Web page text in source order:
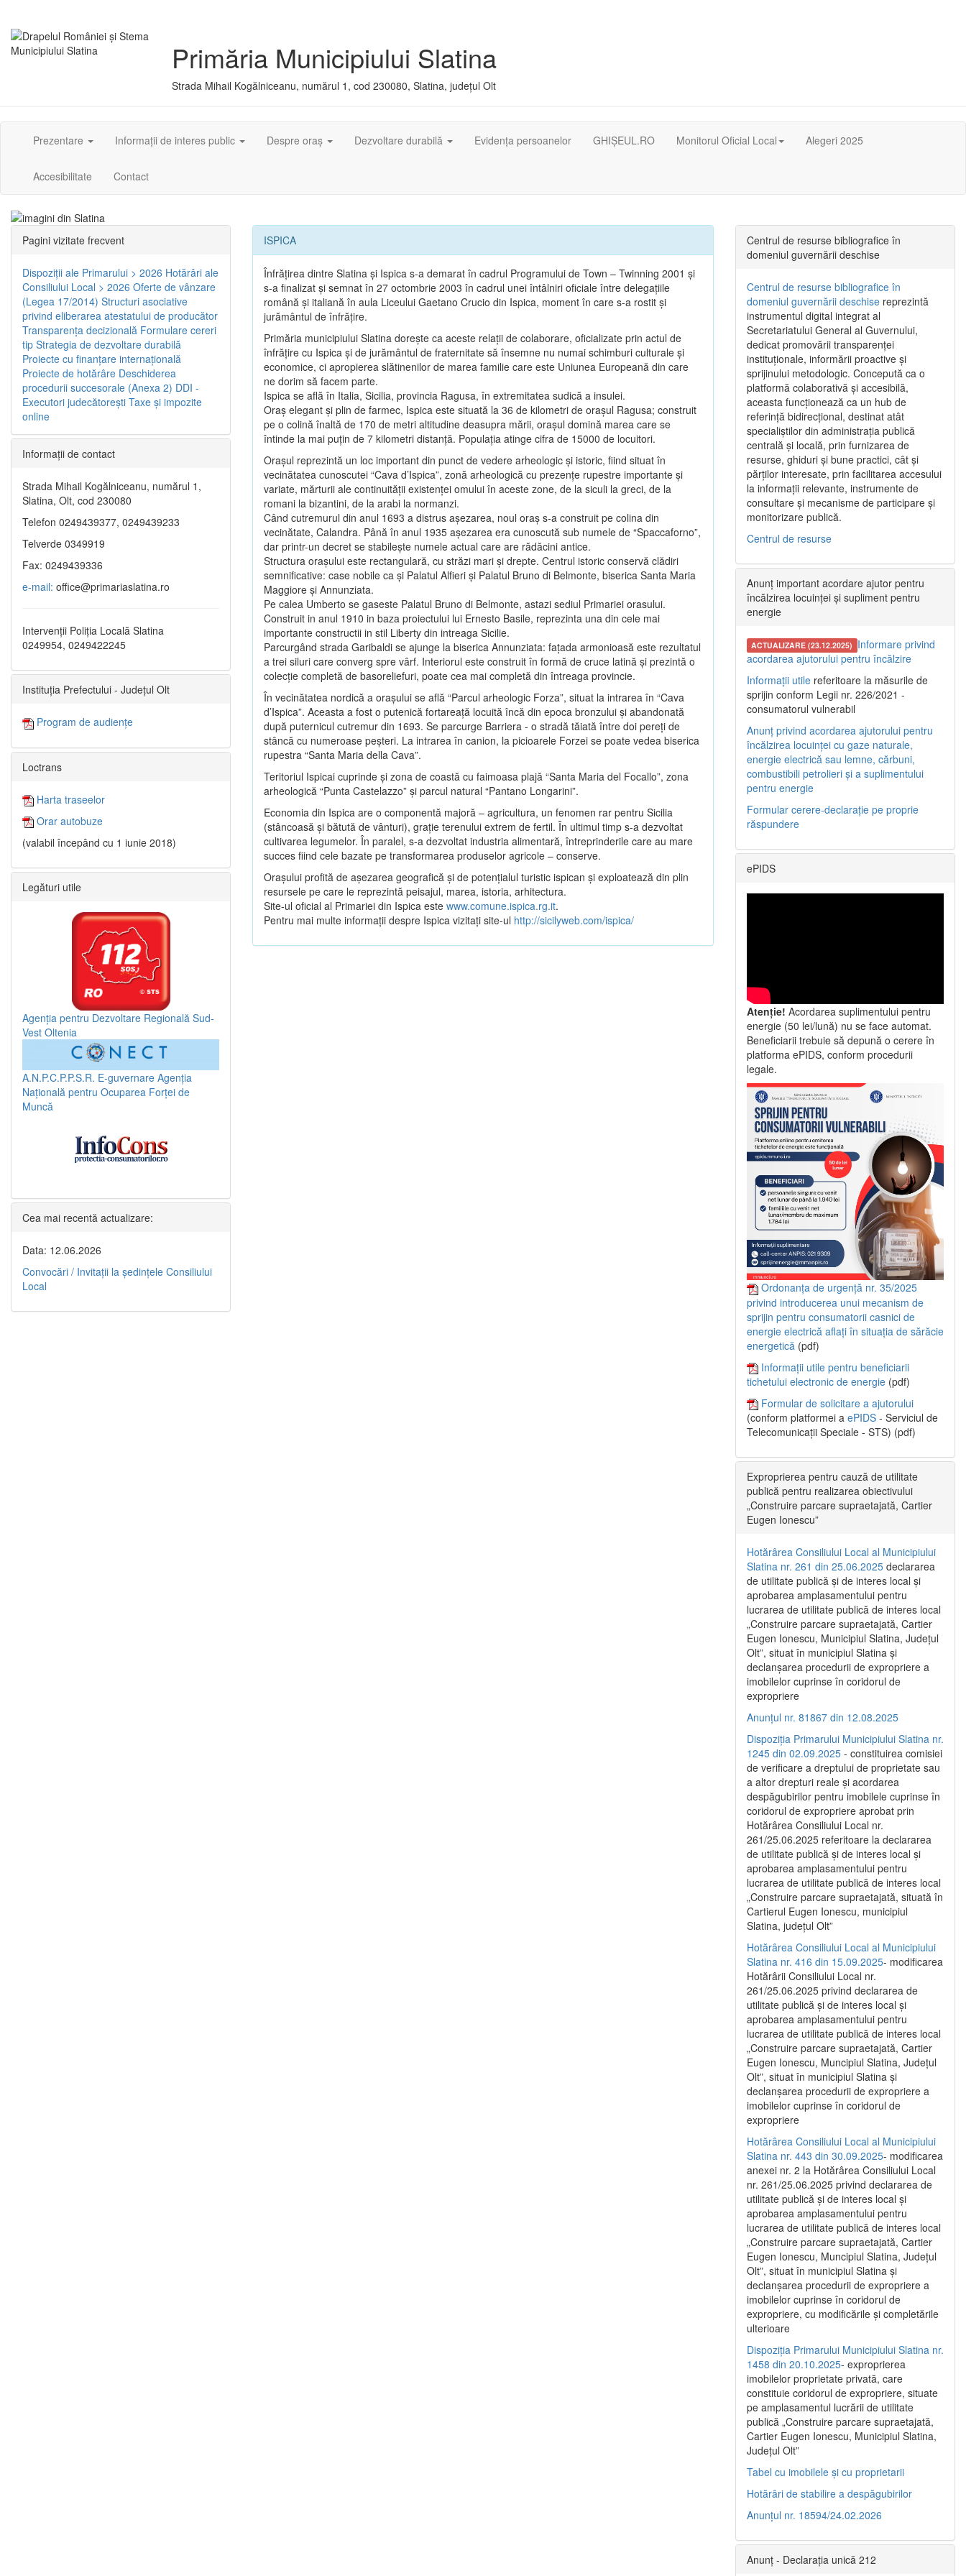
Primăria Municipiului Slatina
Strada Mihail Kogălniceanu, numărul 1, cod 230080, Slatina, județul Olt
Prezentare Informații de interes public Despre oraș Dezvoltare durabilă Evidența persoanelor GHIȘEUL.RO Monitorul Oficial Local Alegeri 2025
Accesibilitate Contact
ISPICA
Înfrăţirea dintre Slatina şi Ispica s-a demarat în cadrul Programului de Town – Twinning 2001 şi
s-a finalizat şi semnat în 27 octombrie 2003 în cadrul unei întâlniri oficiale între delegaţiile
română şi italiană în aula Liceului Gaetano Crucio din Ispica, moment în care s-a rostit şi
jurământul de înfrăţire.
Primăria municipiului Slatina doreşte ca aceste relaţii de colaborare, oficializate prin actul de
înfrăţire cu Ispica şi de jurământul de fraternitate să însemne nu numai schimburi culturale şi
economice, ci apropierea slătinenilor de marea familie care este Uniunea Europeană din care
ne dorim să facem parte.
Ispica se află în Italia, Sicilia, provincia Ragusa, în extremitatea sudică a insulei.
Oraş elegant şi plin de farmec, Ispica este situată la 36 de kilometri de oraşul Ragusa; construit
pe o colină înaltă de 170 de metri altitudine deasupra mării, oraşul domină marea care se
întinde la mai puţin de 7 kilometri distanţă. Populaţia atinge cifra de 15000 de locuitori.
Oraşul reprezintă un loc important din punct de vedere arheologic şi istoric, fiind situat în
vecinătatea cunoscutei “Cava d’Ispica”, zonă arheologică cu prezenţe rupestre importante şi
variate, mărturii ale continuităţii existenţei omului în aceste zone, de la siculi la greci, de la
romani la bizantini, de la arabi la normanzi.
Când cutremurul din anul 1693 a distrus aşezarea, noul oraş s-a construit pe colina din
vecinătate, Calandra. Până în anul 1935 aşezarea era cunoscută sub numele de “Spaccaforno”,
dar printr-un decret se stabileşte numele actual care are rădăcini antice.
Structura oraşului este rectangulară, cu străzi mari şi drepte. Centrul istoric conservă clădiri
semnificative: case nobile ca şi Palatul Alfieri şi Palatul Bruno di Belmonte, biserica Santa Maria
Maggiore şi Annunziata.
Pe calea Umberto se gaseste Palatul Bruno di Belmonte, astazi sediul Primariei orasului.
Construit in anul 1910 in baza proiectului lui Ernesto Basile, reprezinta una din cele mai
importante constructii in stil Liberty din intreaga Sicilie.
Parcurgând strada Garibaldi se ajunge la biserica Annunziata: faţada armonioasă este rezultatul
a trei siluri care converg spre vârf. Interiorul este construit în formă de cruce latină şi prezintă o
colecţie completă de basoreliefuri, poate cea mai completă din întreaga provincie.
În vecinătatea nordică a oraşului se află “Parcul arheologic Forza”, situat la intrarea în “Cava
d’Ispica”. Aceasta a fost o putenică fortareaţă locuită încă din epoca bronzului şi abandonată
după puternicul cutremur din 1693. Se parcurge Barriera - o stradă tăiată între doi pereţi de
stâncă cu numeroase peşteri. La intrarea în canion, la picioarele Forzei se poate vedea biserica
rupestra “Santa Maria della Cava”.
Teritoriul Ispicai cuprinde şi zona de coastă cu faimoasa plajă “Santa Maria del Focallo”, zona
arheologică “Punta Castelazzo” şi parcul natural “Pantano Longarini”.
Economia din Ispica are o componentă majoră – agricultura, un fenomen rar pentru Sicilia
(stâncoasă şi bătută de vânturi), graţie terenului extrem de fertil. În ultimul timp s-a dezvoltat
cultivarea legumelor. În paralel, s-a dezvoltat industria alimentară, întreprinderile care au mare
succes fiind cele bazate pe transformarea produselor agricole – conserve.
Oraşului profită de aşezarea geografică şi de potenţialul turistic ispican şi exploatează din plin
resursele pe care le reprezintă peisajul, marea, istoria, arhitectura.
Site-ul oficial al Primariei din Ispica este www.comune.ispica.rg.it.
Pentru mai multe informaţii despre Ispica vizitaţi site-ul http://sicilyweb.com/ispica/
Pagini vizitate frecvent
Dispoziţii ale Primarului > 2026 Hotărâri ale
Consiliului Local > 2026 Oferte de vânzare
(Legea 17/2014) Structuri asociative
privind eliberarea atestatului de producător
Transparenţa decizională Formulare cereri
tip Strategia de dezvoltare durabilă
Proiecte cu finanţare internaţională
Proiecte de hotărâre Deschiderea
procedurii succesorale (Anexa 2) DDI -
Executori judecătorești Taxe şi impozite
online
Informaţii de contact
Strada Mihail Kogălniceanu, numărul 1,
Slatina, Olt, cod 230080
Telefon 0249439377, 0249439233
Telverde 0349919
Fax: 0249439336
e-mail: office@primariaslatina.ro
Intervenții Poliția Locală Slatina
0249954, 0249422245
Instituția Prefectului - Județul Olt
Program de audiențe
Loctrans
Harta traseelor
Orar autobuze
(valabil începând cu 1 iunie 2018)
Legături utile
Agenția pentru Dezvoltare Regională Sud-
Vest Oltenia
A.N.P.C.P.P.S.R. E-guvernare Agenția
Națională pentru Ocuparea Forței de
Muncă
Cea mai recentă actualizare:
Data: 12.06.2026
Convocări / Invitaţii la şedinţele Consiliului
Local
Centrul de resurse bibliografice în
domeniul guvernării deschise
Centrul de resurse bibliografice în
domeniul guvernării deschise reprezintă
instrumentul digital integrat al
Secretariatului General al Guvernului,
dedicat promovării transparenței
instituționale, informării proactive și
sprijinului metodologic. Concepută ca o
platformă colaborativă și accesibilă,
aceasta funcționează ca un hub de
referință bidirecțional, destinat atât
specialiștilor din administrația publică
centrală și locală, prin furnizarea de
resurse, ghiduri și bune practici, cât și
părților interesate, prin facilitarea accesului
la informații relevante, instrumente de
consultare și mecanisme de participare și
monitorizare publică.
Centrul de resurse
Anunț important acordare ajutor pentru
încălzirea locuinței și supliment pentru
energie
ACTUALIZARE (23.12.2025) Informare privind
acordarea ajutorului pentru încălzire
Informații utile referitoare la măsurile de
sprijin conform Legii nr. 226/2021 -
consumatorul vulnerabil
Anunț privind acordarea ajutorului pentru
încălzirea locuinței cu gaze naturale,
energie electrică sau lemne, cărbuni,
combustibili petrolieri și a suplimentului
pentru energie
Formular cerere-declarație pe proprie
răspundere
ePIDS
Atenție! Acordarea suplimentului pentru
energie (50 lei/lună) nu se face automat.
Beneficiarii trebuie să depună o cerere în
platforma ePIDS, conform procedurii
legale.
Ordonanța de urgență nr. 35/2025
privind introducerea unui mecanism de
sprijin pentru consumatorii casnici de
energie electrică aflați în situația de sărăcie
energetică (pdf)
Informații utile pentru beneficiarii
tichetului electronic de energie (pdf)
Formular de solicitare a ajutorului
(conform platformei a ePIDS - Serviciul de
Telecomunicații Speciale - STS) (pdf)
Exproprierea pentru cauză de utilitate
publică pentru realizarea obiectivului
„Construire parcare supraetajată, Cartier
Eugen Ionescu”
Hotărârea Consiliului Local al Municipiului
Slatina nr. 261 din 25.06.2025 declararea
de utilitate publică și de interes local și
aprobarea amplasamentului pentru
lucrarea de utilitate publică de interes local
„Construire parcare supraetajată, Cartier
Eugen Ionescu, Municipiul Slatina, Județul
Olt”, situat în municipiul Slatina și
declanșarea procedurii de expropriere a
imobilelor cuprinse în coridorul de
expropriere
Anunțul nr. 81867 din 12.08.2025
Dispoziția Primarului Municipiului Slatina nr.
1245 din 02.09.2025 - constituirea comisiei
de verificare a dreptului de proprietate sau
a altor drepturi reale și acordarea
despăgubirilor pentru imobilele cuprinse în
coridorul de expropriere aprobat prin
Hotărârea Consiliului Local nr.
261/25.06.2025 referitoare la declararea
de utilitate publică și de interes local și
aprobarea amplasamentului pentru
lucrarea de utilitate publică de interes local
„Construire parcare supraetajată, situată în
Cartierul Eugen Ionescu, municipiul
Slatina, județul Olt”
Hotărârea Consiliului Local al Municipiului
Slatina nr. 416 din 15.09.2025- modificarea
Hotărârii Consiliului Local nr.
261/25.06.2025 privind declararea de
utilitate publică și de interes local și
aprobarea amplasamentului pentru
lucrarea de utilitate publică de interes local
„Construire parcare supraetajată, Cartier
Eugen Ionescu, Muncipiul Slatina, Județul
Olt”, situat în municipiul Slatina și
declanșarea procedurii de expropriere a
imobilelor cuprinse în coridorul de
expropriere
Hotărârea Consiliului Local al Municipiului
Slatina nr. 443 din 30.09.2025- modificarea
anexei nr. 2 la Hotărârea Consiliului Local
nr. 261/25.06.2025 privind declararea de
utilitate publică şi de interes local şi
aprobarea amplasamentului pentru
lucrarea de utilitate publică de interes local
„Construire parcare supraetajată, Cartier
Eugen Ionescu, Muncipiul Slatina, Judeţul
Olt”, situat în municipiul Slatina şi
declanşarea procedurii de expropriere a
imobilelor cuprinse în coridorul de
expropriere, cu modificările şi completările
ulterioare
Dispoziția Primarului Municipiului Slatina nr.
1458 din 20.10.2025- exproprierea
imobilelor proprietate privată, care
constituie coridorul de expropriere, situate
pe amplasamentul lucrării de utilitate
publică „Construire parcare supraetajată,
Cartier Eugen Ionescu, Municipiul Slatina,
Județul Olt”
Tabel cu imobilele și cu proprietarii
Hotărâri de stabilire a despăgubirilor
Anunțul nr. 18594/24.02.2026
Anunț - Declarația unică 212